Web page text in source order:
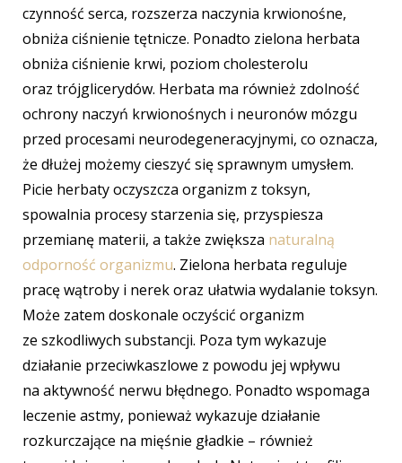
czynność serca, rozszerza naczynia krwionośne,
obniża ciśnienie tętnicze. Ponadto zielona herbata
obniża ciśnienie krwi, poziom cholesterolu
oraz trójglicerydów. Herbata ma również zdolność
ochrony naczyń krwionośnych i neuronów mózgu
przed procesami neurodegeneracyjnymi, co oznacza,
że dłużej możemy cieszyć się sprawnym umysłem.
Picie herbaty oczyszcza organizm z toksyn,
spowalnia procesy starzenia się, przyspiesza
przemianę materii, a także zwiększa naturalną
odporność organizmu. Zielona herbata reguluje
pracę wątroby i nerek oraz ułatwia wydalanie toksyn.
Może zatem doskonale oczyścić organizm
ze szkodliwych substancji. Poza tym wykazuje
działanie przeciwkaszlowe z powodu jej wpływu
na aktywność nerwu błędnego. Ponadto wspomaga
leczenie astmy, ponieważ wykazuje działanie
rozkurczające na mięśnie gładkie – również